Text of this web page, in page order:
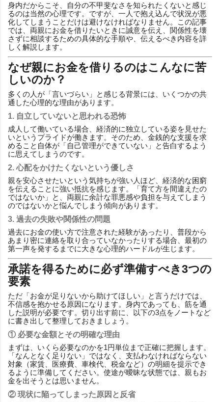
身内だからこそ、自分の不甲斐なさを知られたくないと感じ
るのは当然の心理です。ですが、一人で抱え込んで状況が悪
化してしまうことだけは避けなければなりません。この記事
では、両親にお金を借りたいときに誠意を伝え、関係性を壊
さずに相談するための具体的な手順や、伝えるべき内容を詳
しく解説します。
なぜ親にお金を借りるのはこんなに苦
しいのか？
多くの人が「言いづらい」と感じる背景には、いくつかの共
通した心理的な理由があります。
1. 自立していないと思われる恐怖
成人して働いている場合、経済的に独立している姿を見せた
いというプライドが働きます。そのため、金銭的な支援を求
めること自体が「自己管理ができていない」と告白するよう
に思えてしまうのです。
2. 心配をかけたくないという優しさ
親を安心させたいという気持ちが強い人ほど、経済的な困窮
を伝えることに強い抵抗を感じます。「育て方を間違えたの
ではないか」と、両親に余計な罪悪感や負担を与えてしまう
のではないかと悩んでしまう傾向があります。
3. 過去の失敗や関係性の問題
過去にお金の使い方で注意された経験があったり、普段から
あまり密に連絡を取り合っていなかったりする場合、最初の
第一声を発するまでに大きな心理的ハードルが生じます。
承諾を得るために必ず準備すべき3つの
要素
ただ「お金が足りないから助けてほしい」と言うだけでは、
不信感を抱かせる原因になります。身内であっても、筋を通
した説明が必要です。切り出す前に、以下の3点をノートなど
に書き出して整理しておきましょう。
① 必要な金額とその明確な理由
まずは、いくら必要なのかを1円単位まで正確に把握します。
「なんとなく足りない」ではなく、支払わなければならない
対象（家賃、医療費、車検代、税金など）の明細を提示でき
るように準備してください。使途が曖昧な状態では、親もお
金を出そうとは思いません。
② 現状に陥ってしまった原因と反省